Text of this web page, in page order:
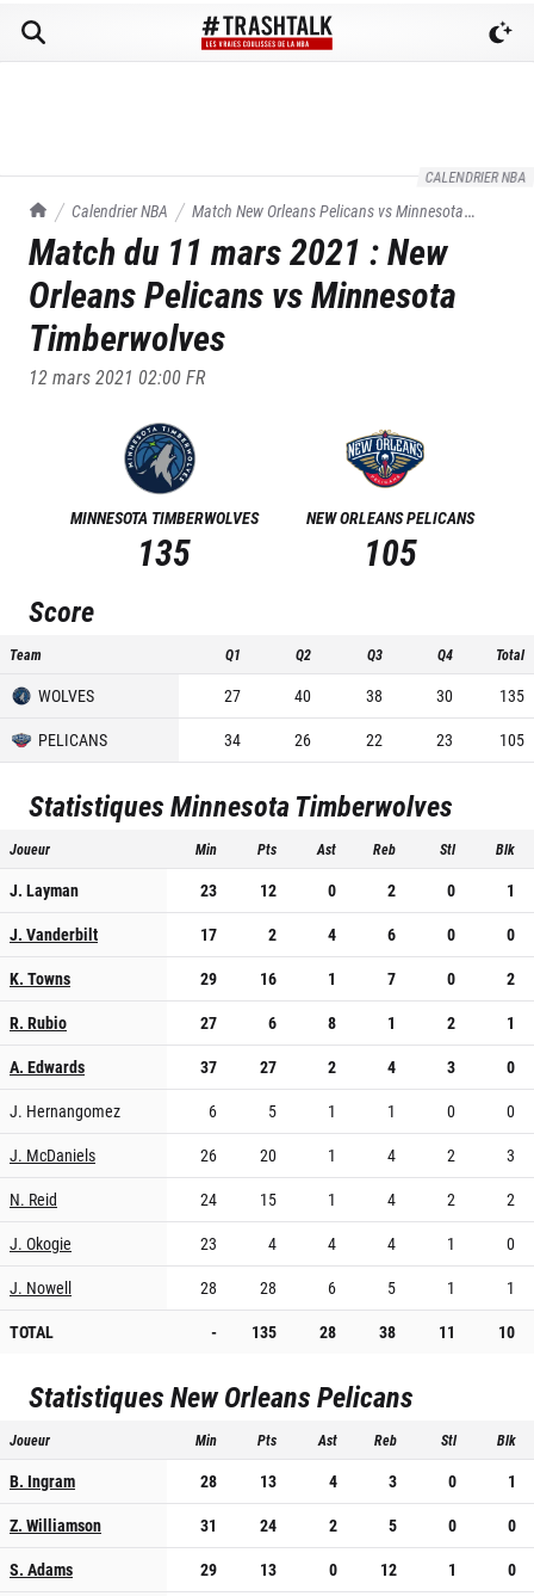
CALENDRIER NBA
TrashTalk Actu NBA
Calendrier NBA Match New Orleans Pelicans vsMinnesota
Timberwolves
du11/03/2021
Match du 11 mars 2021 :New
Orleans Pelicans vsMinnesota
Timberwolves
12 mars 2021 02:00FR
MINNESOTA TIMBERWOLVES
135
NEW ORLEANS PELICANS
105
Score
Team Q1 Q2 Q3 Q4 Total
WOLVES 27 40 38 30
135
PELICANS
34 26 22 23 105
StatistiquesMinnesota Timberwolves
Joueur Min Pts Ast Reb Stl Blk
J. Layman 23 12 0 2 0
1
J. Vanderbilt
17 2 4 6 0
0
K. Towns
29 16 1 7 0
2
R. Rubio
27 6 8 1 2
1
A. Edwards
37 27 2 4 3
0
J. Hernangomez
6 5 1 1 0
0
J. McDaniels
26 20 1 4 2
3
N. Reid
24 15 1 4 2
2
J. Okogie
23 4 4 4 1
0
J. Nowell
28 28 6 5 1
1
TOTAL
- 135 28 38 11 10
StatistiquesNew Orleans Pelicans
Joueur Min Pts Ast Reb Stl Blk
B. Ingram 28 13 4 3 0
1
Z. Williamson
31 24 2 5 0
0
S. Adams
29 13 0 12 1
0